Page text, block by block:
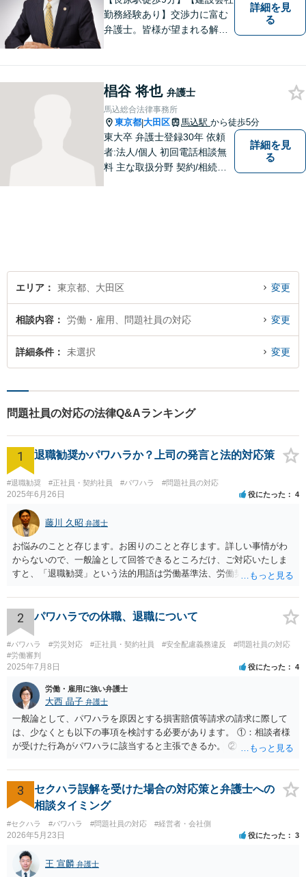
勤務経験あり】交渉力に富む
弁護士。皆様が望まれる解決
な方はお気軽にお声掛けくだ
さい。【電話・メール相談
可】
詳細を見
る
椙谷 将也 弁護士
馬込総合法律事務所
東京都|大田区 馬込駅 から徒歩5分
東大卒 弁護士登録30年 依頼
者:法人/個人 初回電話相談無
料 主な取扱分野 契約/相続・
詳細を見
る
エリア 東京都、大田区 変更
相談内容 労働・雇用、問題社員の対応 変更
詳細条件 未選択 変更
問題社員の対応の法律Q&Aランキング
1 退職勧奨かパワハラか？上司の発言と法的対応策
#退職勧奨 #正社員・契約社員 #パワハラ #問題社員の対応
2025年6月26日 役にたった 4
藤川 久昭 弁護士
お悩みのことと存じます。お困りのことと存じます。詳しい事情がわ
からないので、一般論として回答できるところだけ、ご対応いたしま
すと、「退職勧奨」という法的用語は労働基準法、労働契約法上は存
職を求めただけではなく、本人が退職を明確に拒否しているにもかか
わらず、その後でも執拗に退職を強く求めることです。 職場のパワー
ハラスメントとは、同じ職場で働く者に対し、職務上の地位や人間関
係などの職場内の優位性を背景に、業務の適正な範囲を超えて、精神
的・身体的苦痛を与える又は職場環境を悪化させる行為をいいます。
パワハラの事案は、証拠などをもとにしながら、直接具体的なお話を
お伺いして、法的に正確に分析する必要があります。本件の言動が、
これらに該当するかどうか、証拠に基づいて、子細な分析と慎重な対
応が必要です。客観的証拠が不可欠です。 法的に正確に分析されたい
場合には、労務管理と労働法に精通し、上記に関連した法理等にも通
じた弁護士等に相談し、証拠をもとにしながら具体的な話をなさった
上で、今後の対応を検討するべきです。良い解決になりますよう祈念
2 パワハラでの休職、退職について
#パワハラ #労災対応 #正社員・契約社員 #安全配慮義務違反
#問題社員の対応
#労働審判
2025年7月8日 役にたった 4
労働・雇用に強い弁護士
大西 晶子 弁護士
一般論として、パワハラを原因とする損害賠償等請求の請求に際して
は、少なくとも以下の事項を検討する必要があります。 ①：相談者様
が受けた行為がパワハラに該当すると主張できるか。 ②：会社が、当
と主張できるか。 ③：当該パワハラ行為のせいで相談者様が適応障害
を患ったと主張できるか。 ④：①②③の主張を裏付ける証拠がどの程
度充実しているか。 ⑤：未払残業代等、会社に対して他に請求できそ
うなものはあるか。 ①～③により、パワハラ行為をした本人/会社の両
方に対して損害賠償等を請求できるか否かが変わってきます。 ④によ
り、交渉のみで妥協べきか、訴訟も見据えて徹底的に責任追求できそ
うかを検討することになります。 また、会社に対して他に請求できそ
うなものがあれば（⑤）、パワハラの証拠が多少不足していたとして
3
セクハラ誤解を受けた場合の対応策と弁護士への
相談タイミング
#セクハラ #パワハラ #問題社員の対応 #経営者・会社側
2026年5月23日 役にたった 3
王 宣麟 弁護士